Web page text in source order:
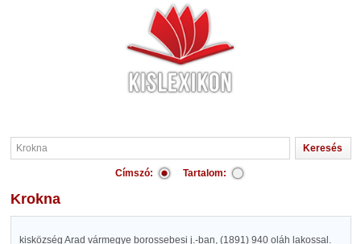
Címszó: Tartalom:
Krokna
kisközség Arad vármegye borossebesi j.-ban, (1891) 940 oláh lakossal.